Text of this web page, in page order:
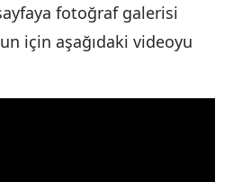
fotoğraf galerisi
için aşağıdaki videoyu